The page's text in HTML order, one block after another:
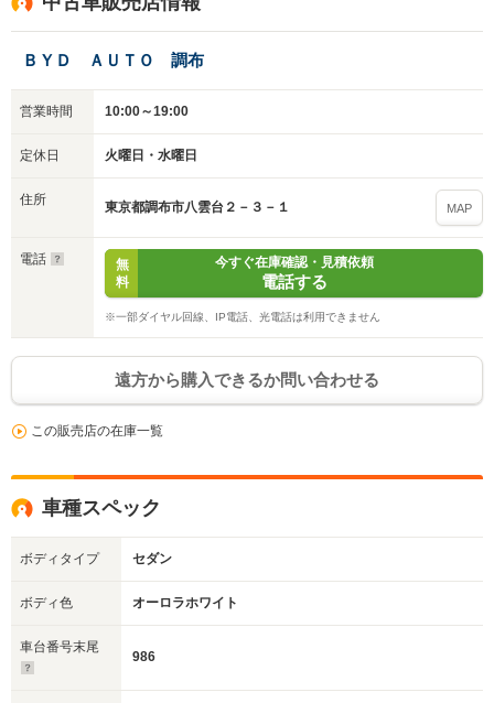
ＢＹＤ ＡＵＴＯ 調布
営業時間 10:00～19:00
定休日 火曜日・水曜日
住所 東京都調布市八雲台２－３－１ MAP
電話
無
料
今すぐ在庫確認・見積依頼
電話する
※一部ダイヤル回線、IP電話、光電話は利用できません
遠方から購入できるか問い合わせる
この販売店の在庫一覧
車種スペック
ボディタイプ セダン
ボディ色 オーロラホワイト
車台番号末尾
986